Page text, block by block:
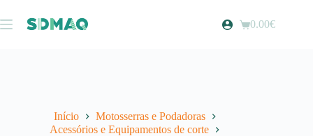
para
o
Carrinho
0.00€
Início
Motosserras e Podadoras
Acessórios e Equipamentos de corte